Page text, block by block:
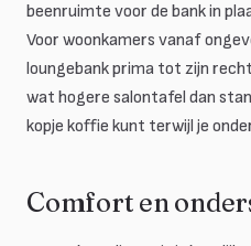
beenruimte voor de bank in
Voor woonkamers vanaf
loungebank prima tot zijn
wat hogere salontafel dan
kopje koffie kunt terwijl je
Comfort en